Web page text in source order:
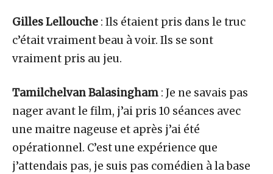
Gilles Lellouche : Ils étaient pris dans le truc
c’était vraiment beau à voir. Ils se sont
vraiment pris au jeu.
Tamilchelvan Balasingham : Je ne savais pas
nager avant le film, j’ai pris 10 séances avec
une maitre nageuse et après j’ai été
opérationnel. C’est une expérience que
j’attendais pas, je suis pas comédien à la base